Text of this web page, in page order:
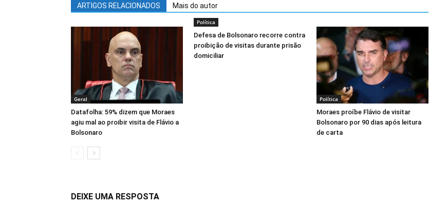
ARTIGOS RELACIONADOS Mais do autor
Geral
Datafolha: 59% dizem que Moraes
agiu mal ao proibir visita de Flávio a
Bolsonaro
Política
Defesa de Bolsonaro recorre contra
proibição de visitas durante prisão
domiciliar
Política
Moraes proíbe Flávio de visitar
Bolsonaro por 90 dias após leitura
de carta
DEIXE UMA RESPOSTA